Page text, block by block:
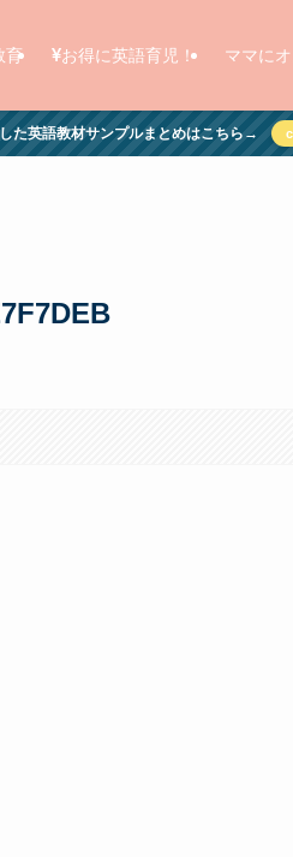
育 お得に英語育児！ ママに
た英語教材サンプルまとめはこちら→